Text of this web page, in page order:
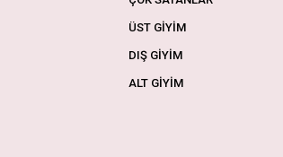
ÜST GİYİM
DIŞ GİYİM
ALT GİYİM